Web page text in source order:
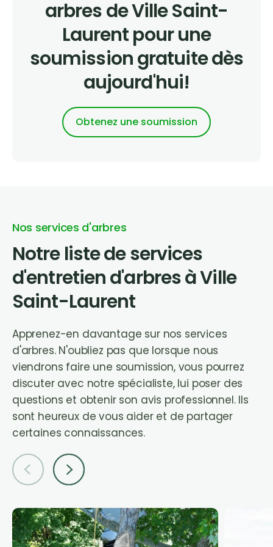
arbres de Ville Saint-
Laurent pour une
soumission gratuite dès
aujourd'hui!
Obtenez une soumission
Nos services d'arbres
Notre liste de services
d'entretien d'arbres à Ville
Saint-Laurent
Apprenez-en davantage sur nos services
d'arbres. N'oubliez pas que lorsque nous
viendrons faire une soumission, vous pourrez
discuter avec notre spécialiste, lui poser des
questions et obtenir son avis professionnel. Ils
sont heureux de vous aider et de partager
certaines connaissances.